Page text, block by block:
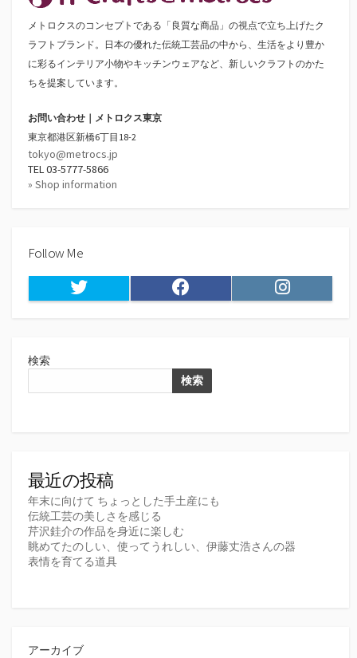
ー
ジ
送
メトロクスのコンセプトである「良質な商品」の視点で立ち上げたク
ラフトブランド。日本の優れた伝統工芸品の中から、生活をより豊か
に彩るインテリア小物やキッチンウェアなど、新しいクラフトのかた
ちを提案しています。
お問い合わせ｜メトロクス東京
東京都港区新橋6丁目18-2
tokyo@metrocs.jp
TEL 03-5777-5866
» Shop information
Follow Me
Twitter Facebook Instagram
検索
検索
最近の投稿
年末に向けて ちょっとした手土産にも
伝統工芸の美しさを感じる
芹沢銈介の作品を身近に楽しむ
眺めてたのしい、使ってうれしい、伊藤丈浩さんの器
表情を育てる道具
アーカイブ